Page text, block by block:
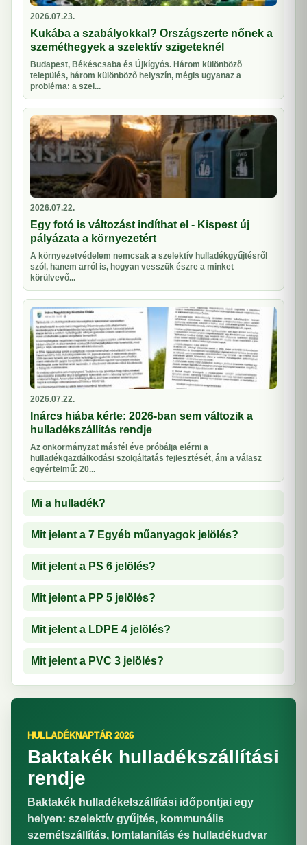
2026.07.23.
Kukába a szabályokkal? Országszerte nőnek a
szeméthegyek a szelektív szigeteknél
Budapest, Békéscsaba és Újkígyós. Három különböző
település, három különböző helyszín, mégis ugyanaz a
probléma: a szel...
2026.07.22.
Egy fotó is változást indíthat el - Kispest új
pályázata a környezetért
A környezetvédelem nemcsak a szelektív hulladékgyűjtésről
szól, hanem arról is, hogyan vesszük észre a minket
körülvevő...
2026.07.22.
Inárcs hiába kérte: 2026-ban sem változik a
hulladékszállítás rendje
Az önkormányzat másfél éve próbálja elérni a
hulladékgazdálkodási szolgáltatás fejlesztését, ám a válasz
egyértelmű: 20...
Mi a hulladék?
Mit jelent a 7 Egyéb műanyagok jelölés?
Mit jelent a PS 6 jelölés?
Mit jelent a PP 5 jelölés?
Mit jelent a LDPE 4 jelölés?
Mit jelent a PVC 3 jelölés?
HULLADÉKNAPTÁR 2026
Baktakék hulladékszállítási
rendje
Baktakék hulladékelszállítási időpontjai egy
helyen: szelektív gyűjtés, kommunális
szemétszállítás, lomtalanítás és hulladékudvar